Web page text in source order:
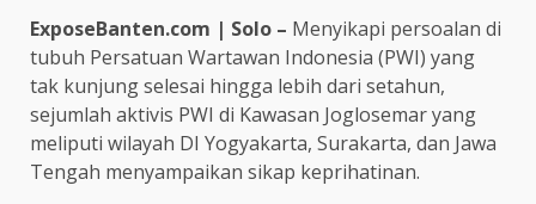
ExposeBanten.com | Solo – Menyikapi persoalan di
tubuh Persatuan Wartawan Indonesia (PWI) yang
tak kunjung selesai hingga lebih dari setahun,
sejumlah aktivis PWI di Kawasan Joglosemar yang
meliputi wilayah DI Yogyakarta, Surakarta, dan Jawa
Tengah menyampaikan sikap keprihatinan.